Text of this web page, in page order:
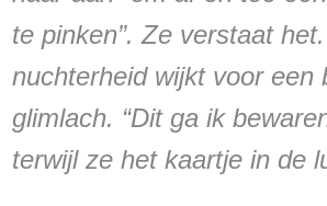
te pinken”. Ze verstaat
nuchterheid wijkt voor een
glimlach. “Dit ga ik
terwijl ze het kaartje in de